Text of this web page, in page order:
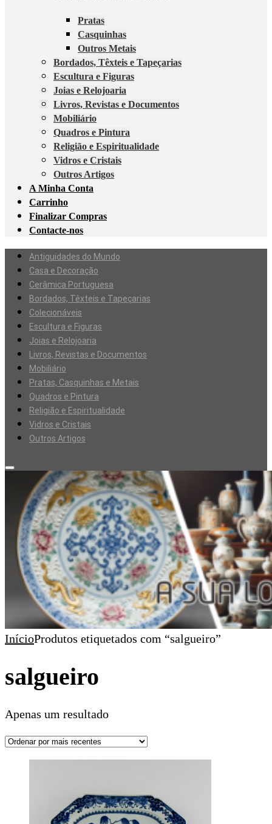
Pratas
Casquinhas
Outros Metais
Bordados, Têxteis e Tapeçarias
Escultura e Figuras
Joias e Relojoaria
Livros, Revistas e Documentos
Mobiliário
Quadros e Pintura
Religião e Espiritualidade
Vidros e Cristais
Outros Artigos
A Minha Conta
Carrinho
Finalizar Compras
Contacte-nos
Antiguidades do Mundo
Casa e Decoração
Cerâmica Portuguesa
Bordados, Têxteis e Tapeçarias
Colecionáveis
Escultura e Figuras
Joias e Relojoaria
Livros, Revistas e Documentos
Mobiliário
Pratas, Casquinhas e Metais
Quadros e Pintura
Religião e Espiritualidade
Vidros e Cristais
Outros Artigos
InícioProdutos etiquetados com “salgueiro”
salgueiro
Apenas um resultado